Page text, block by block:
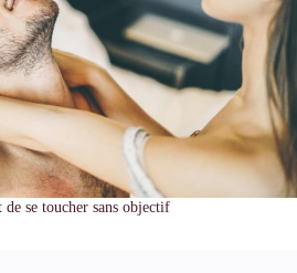
de se toucher sans objectif